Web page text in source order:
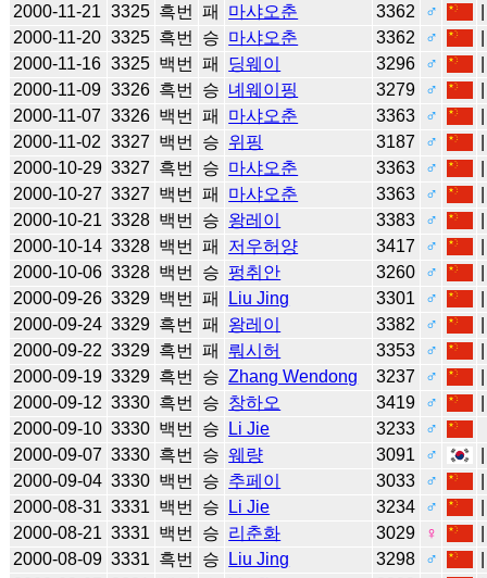
2000-11-21 3325 흑번 패 마샤오춘 3362 ♂
2000-11-20 3325 흑번 승 마샤오춘 3362 ♂
2000-11-16 3325 백번 패 딩웨이 3296 ♂
2000-11-09 3326 흑번 승 녜웨이핑 3279 ♂
2000-11-07 3326 백번 패 마샤오춘 3363 ♂
2000-11-02 3327 백번 승 위핑 3187 ♂
2000-10-29 3327 흑번 승 마샤오춘 3363 ♂
2000-10-27 3327 백번 패 마샤오춘 3363 ♂
2000-10-21 3328 백번 승 왕레이 3383 ♂
2000-10-14 3328 백번 패 저우허양 3417 ♂
2000-10-06 3328 백번 승 펑취안 3260 ♂
2000-09-26 3329 백번 패 Liu Jing 3301 ♂
2000-09-24 3329 흑번 패 왕레이 3382 ♂
2000-09-22 3329 흑번 패 뤄시허 3353 ♂
2000-09-19 3329 흑번 승 Zhang Wendong 3237 ♂
2000-09-12 3330 흑번 승 창하오 3419 ♂
2000-09-10 3330 백번 승 Li Jie 3233
♂
2000-09-07 3330 흑번 승 웨량 3091 ♂
2000-09-04 3330 백번 승 추페이 3033 ♂
2000-08-31 3331 백번 승 Li Jie 3234 ♂
2000-08-21 3331 백번 승 리춘화 3029 ♀
2000-08-09 3331 흑번 승 Liu Jing 3298 ♂